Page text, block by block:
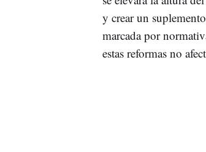
y crear un
marcada por
estas reformas no